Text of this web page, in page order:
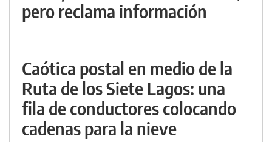
pero reclama información
Caótica postal en medio de la
Ruta de los Siete Lagos: una
fila de conductores colocando
cadenas para la nieve